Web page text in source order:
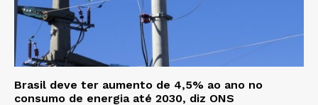
Brasil deve ter aumento de 4,5% ao ano no
consumo de energia até 2030, diz ONS